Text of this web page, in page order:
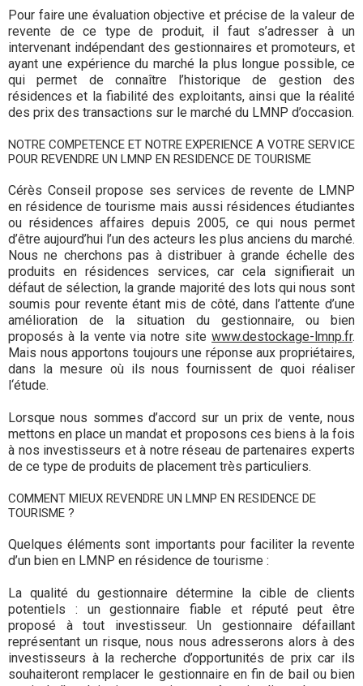
Pour faire une évaluation objective et précise de la valeur de
revente de ce type de produit, il faut s’adresser à un
intervenant indépendant des gestionnaires et promoteurs, et
ayant une expérience du marché la plus longue possible, ce
qui permet de connaître l’historique de gestion des
résidences et la fiabilité des exploitants, ainsi que la réalité
des prix des transactions sur le marché du LMNP d’occasion.
NOTRE COMPETENCE ET NOTRE EXPERIENCE A VOTRE SERVICE
POUR REVENDRE UN LMNP EN RESIDENCE DE TOURISME
Cérès Conseil propose ses services de revente de LMNP
en résidence de tourisme mais aussi résidences étudiantes
ou résidences affaires depuis 2005, ce qui nous permet
d’être aujourd’hui l’un des acteurs les plus anciens du marché.
Nous ne cherchons pas à distribuer à grande échelle des
produits en résidences services, car cela signifierait un
défaut de sélection, la grande majorité des lots qui nous sont
soumis pour revente étant mis de côté, dans l’attente d’une
amélioration de la situation du gestionnaire, ou bien
proposés à la vente via notre site www.destockage-lmnp.fr.
Mais nous apportons toujours une réponse aux propriétaires,
dans la mesure où ils nous fournissent de quoi réaliser
l‘étude.
Lorsque nous sommes d’accord sur un prix de vente, nous
mettons en place un mandat et proposons ces biens à la fois
à nos investisseurs et à notre réseau de partenaires experts
de ce type de produits de placement très particuliers.
COMMENT MIEUX REVENDRE UN LMNP EN RESIDENCE DE
TOURISME ?
Quelques éléments sont importants pour faciliter la revente
d’un bien en LMNP en résidence de tourisme :
La qualité du gestionnaire détermine la cible de clients
potentiels : un gestionnaire fiable et réputé peut être
proposé à tout investisseur. Un gestionnaire défaillant
représentant un risque, nous nous adresserons alors à des
investisseurs à la recherche d’opportunités de prix car ils
souhaiteront remplacer le gestionnaire en fin de bail ou bien